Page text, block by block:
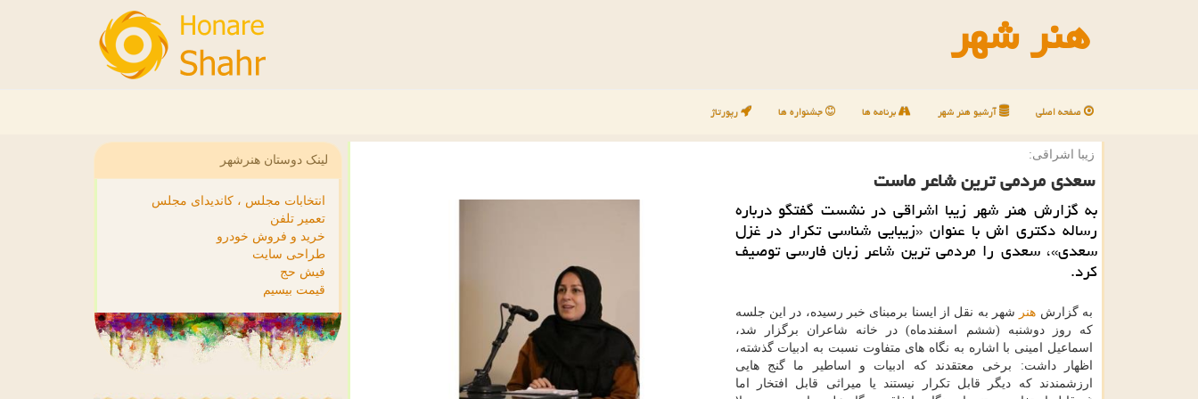
هنر شهر
صفحه اصلی آرشیو هنر شهر برنامه ها جشنواره ها رپورتاژ
زیبا اشراقی:
سعدی مردمی ترین شاعر ماست
به گزارش هنر شهر زیبا اشراقی در نشست گفتگو درباره
رساله دكتری اش با عنوان «زیبایی شناسی تكرار در غزل
سعدی»، سعدی را مردمی ترین شاعر زبان فارسی توصیف
كرد.
به گزارش هنر شهر به نقل از ایسنا برمبنای خبر رسیده، در این جلسه
كه روز دوشنبه (ششم اسفندماه) در خانه شاعران برگزار شد،
اسماعیل امینی با اشاره به نگاه های متفاوت نسبت به ادبیات گذشته،
اظهار داشت: برخی معتقدند كه ادبیات و اساطیر ما گنج هایی
ارزشمندند كه دیگر قابل تكرار نیستند یا میراثی قابل افتخار اما
لینک دوستان هنرشهر
انتخابات مجلس ، کاندیدای مجلس
تعمیر تلفن
خرید و فروش خودرو
طراحی سایت
فیش حج
قیمت بیسیم